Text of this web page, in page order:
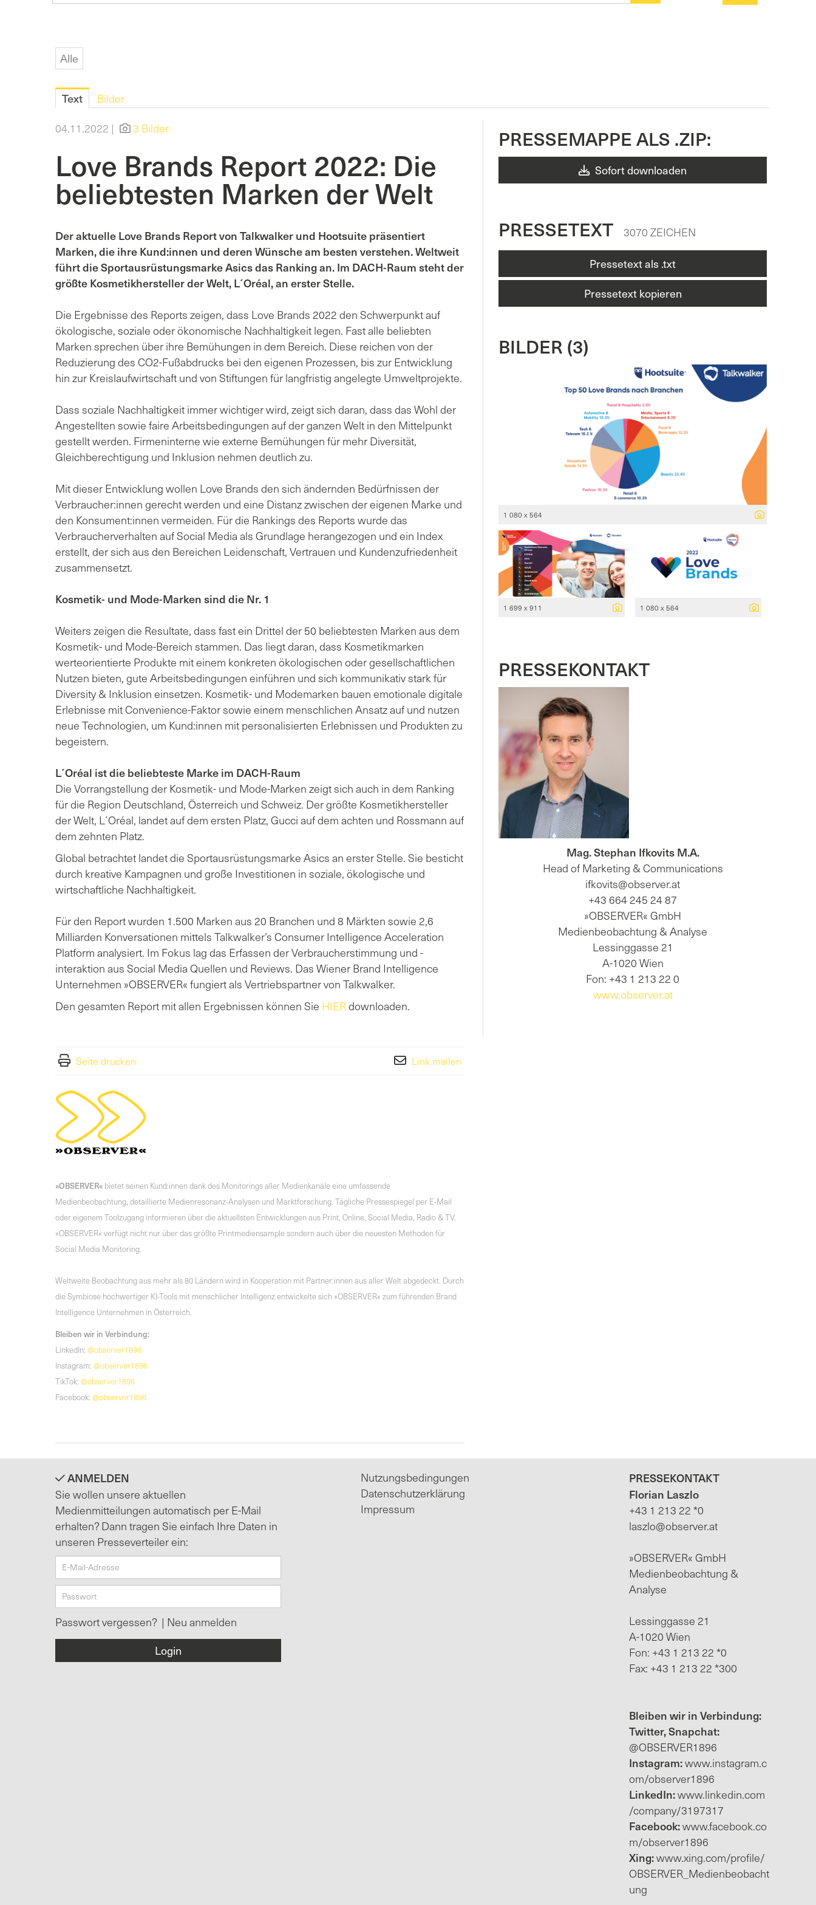
Alle
Text
Bilder
04.11.2022 |
3 Bilder
Love Brands Report 2022: Die
beliebtesten Marken der Welt
Der aktuelle Love Brands Report von Talkwalker und Hootsuite präsentiert
Marken, die ihre Kund:innen und deren Wünsche am besten verstehen. Weltweit
führt die Sportausrüstungsmarke Asics das Ranking an. Im DACH-Raum steht der
größte Kosmetikhersteller der Welt, L´Oréal, an erster Stelle.
Die Ergebnisse des Reports zeigen, dass Love Brands 2022 den Schwerpunkt auf
ökologische, soziale oder ökonomische Nachhaltigkeit legen. Fast alle beliebten
Marken sprechen über ihre Bemühungen in dem Bereich. Diese reichen von der
Reduzierung des CO2-Fußabdrucks bei den eigenen Prozessen, bis zur Entwicklung
hin zur Kreislaufwirtschaft und von Stiftungen für langfristig angelegte Umweltprojekte.
Dass soziale Nachhaltigkeit immer wichtiger wird, zeigt sich daran, dass das Wohl der
Angestellten sowie faire Arbeitsbedingungen auf der ganzen Welt in den Mittelpunkt
gestellt werden. Firmeninterne wie externe Bemühungen für mehr Diversität,
Gleichberechtigung und Inklusion nehmen deutlich zu.
Mit dieser Entwicklung wollen Love Brands den sich ändernden Bedürfnissen der
Verbraucher:innen gerecht werden und eine Distanz zwischen der eigenen Marke und
den Konsument:innen vermeiden. Für die Rankings des Reports wurde das
Verbraucherverhalten auf Social Media als Grundlage herangezogen und ein Index
erstellt, der sich aus den Bereichen Leidenschaft, Vertrauen und Kundenzufriedenheit
zusammensetzt.
Kosmetik- und Mode-Marken sind die Nr. 1
Weiters zeigen die Resultate, dass fast ein Drittel der 50 beliebtesten Marken aus dem
Kosmetik- und Mode-Bereich stammen. Das liegt daran, dass Kosmetikmarken
werteorientierte Produkte mit einem konkreten ökologischen oder gesellschaftlichen
Nutzen bieten, gute Arbeitsbedingungen einführen und sich kommunikativ stark für
Diversity & Inklusion einsetzen. Kosmetik- und Modemarken bauen emotionale digitale
Erlebnisse mit Convenience-Faktor sowie einem menschlichen Ansatz auf und nutzen
neue Technologien, um Kund:innen mit personalisierten Erlebnissen und Produkten zu
begeistern.
L´Oréal ist die beliebteste Marke im DACH-Raum
Die Vorrangstellung der Kosmetik- und Mode-Marken zeigt sich auch in dem Ranking
für die Region Deutschland, Österreich und Schweiz. Der größte Kosmetikhersteller
der Welt, L´Oréal, landet auf dem ersten Platz, Gucci auf dem achten und Rossmann auf
dem zehnten Platz.
Global betrachtet landet die Sportausrüstungsmarke Asics an erster Stelle. Sie besticht
durch kreative Kampagnen und große Investitionen in soziale, ökologische und
wirtschaftliche Nachhaltigkeit.
Für den Report wurden 1.500 Marken aus 20 Branchen und 8 Märkten sowie 2,6
Milliarden Konversationen mittels Talkwalker’s Consumer Intelligence Acceleration
Platform analysiert. Im Fokus lag das Erfassen der Verbraucherstimmung und -
interaktion aus Social Media Quellen und Reviews. Das Wiener Brand Intelligence
Unternehmen »OBSERVER« fungiert als Vertriebspartner von Talkwalker.
Den gesamten Report mit allen Ergebnissen können Sie HIERdownloaden.
Seite drucken Link mailen
»OBSERVER« bietet seinen Kund:innen dank des Monitorings aller Medienkanäle eine umfassende
Medienbeobachtung, detaillierte Medienresonanz-Analysen und Marktforschung. Tägliche Pressespiegel per E-Mail
oder eigenem Toolzugang informieren über die aktuellsten Entwicklungen aus Print, Online, Social Media, Radio & TV.
»OBSERVER« verfügt nicht nur über das größte Printmediensample sondern auch über die neuesten Methoden für
Social Media Monitoring.
Weltweite Beobachtung aus mehr als 80 Ländern wird in Kooperation mit Partner:innen aus aller Welt abgedeckt. Durch
die Symbiose hochwertiger KI-Tools mit menschlicher Intelligenz entwickelte sich »OBSERVER« zum führenden Brand
Intelligence Unternehmen in Österreich.
Bleiben wir in Verbindung:
LinkedIn: @observer1896
Instagram: @observer1896
TikTok: @observer1896
Facebook: @observer1896
PRESSEMAPPE ALS .ZIP:
Sofort downloaden
PRESSETEXT
3070 ZEICHEN
Pressetext als .txt
Pressetext kopieren
BILDER (3)
1 080 x 564
1 699 x 911 1 080 x 564
PRESSEKONTAKT
Mag. Stephan Ifkovits M.A.
Head of Marketing & Communications
ifkovits@observer.at
+43 664 245 24 87
»OBSERVER« GmbH
Medienbeobachtung & Analyse
Lessinggasse 21
A-1020 Wien
Fon: +43 1 213 22 0
www.observer.at
ANMELDEN
Sie wollen unsere aktuellen
Medienmitteilungen automatisch per E-Mail
erhalten? Dann tragen Sie einfach Ihre Daten in
unseren Presseverteiler ein:
Passwort vergessen? | Neu anmelden
Nutzungsbedingungen
Datenschutzerklärung
Impressum
PRESSEKONTAKT
Florian Laszlo
+43 1 213 22 *0
laszlo@observer.at
»OBSERVER« GmbH
Medienbeobachtung &
Analyse
Lessinggasse 21
A-1020 Wien
Fon: +43 1 213 22 *0
Fax: +43 1 213 22 *300
Bleiben wir in Verbindung:
Twitter, Snapchat:
@OBSERVER1896
Instagram:www.instagram.c
om/observer1896
LinkedIn:www.linkedin.com
/company/3197317
Facebook:www.facebook.co
m/observer1896
Xing:www.xing.com/profile/
OBSERVER_Medienbeobacht
ung